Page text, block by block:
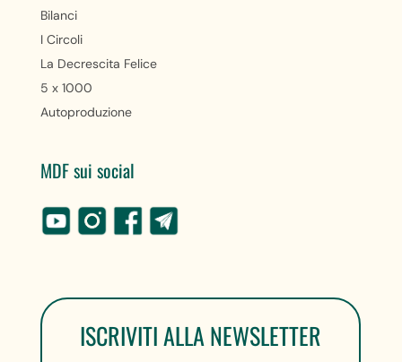
Bilanci
I Circoli
La Decrescita Felice
5 x 1000
Autoproduzione
MDF sui social
ISCRIVITI ALLA NEWSLETTER